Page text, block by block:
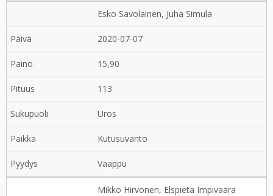
Esko Savolainen, Juha Simula
2020-07-07
15,90
113
Uros
Kutusuvanto
Vaappu
Mikko Hirvonen, Elspieta Impivaara